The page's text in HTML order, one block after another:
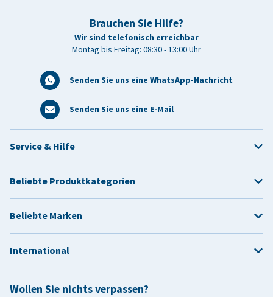
Brauchen Sie Hilfe?
Wir sind telefonisch erreichbar
Montag bis Freitag: 08:30 - 13:00 Uhr
Senden Sie uns eine WhatsApp-Nachricht
Senden Sie uns eine E-Mail
Wollen Sie nichts verpassen?
Service & Hilfe
Beliebte Produktkategorien
Beliebte Marken
International